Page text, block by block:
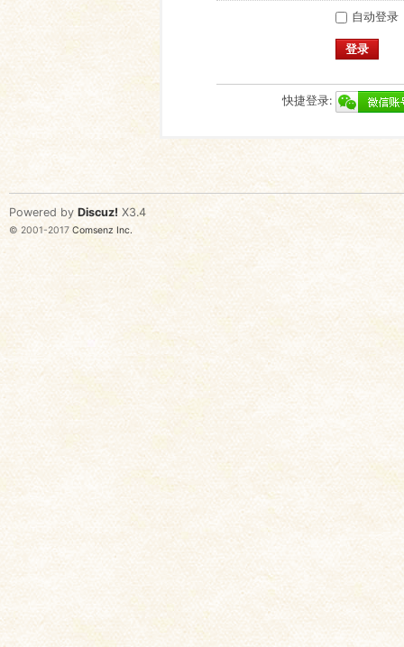
自动登录
登录
快捷登录:
Powered by Discuz! X3.4
© 2001-2017 Comsenz Inc.